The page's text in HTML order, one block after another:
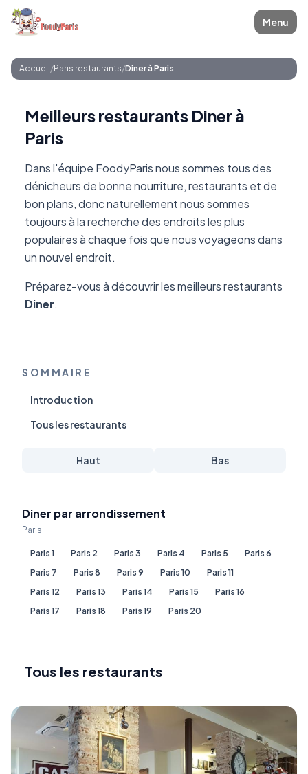
Menu
Accueil /Paris restaurants/Diner à Paris
Meilleurs restaurants Diner à
Paris
Dans l'équipe FoodyParis nous sommes tous des
dénicheurs de bonne nourriture, restaurants et de
bon plans, donc naturellement nous sommes
toujours à la recherche des endroits les plus
populaires à chaque fois que nous voyageons dans
un nouvel endroit.
Préparez-vous à découvrir les meilleurs restaurants
Diner.
SOMMAIRE
Introduction
Tous les restaurants
Haut Bas
Diner par arrondissement
Paris
Paris 1 Paris 2 Paris 3 Paris 4 Paris 5
Paris 6
Paris 7
Paris 8 Paris 9 Paris 10
Paris 11
Paris 12
Paris 13 Paris 14 Paris 15
Paris 16
Paris 17
Paris 18 Paris 19 Paris 20
Tous les restaurants